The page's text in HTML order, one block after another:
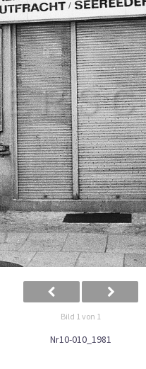
Bild 1 von 1
Nr10-010_1981